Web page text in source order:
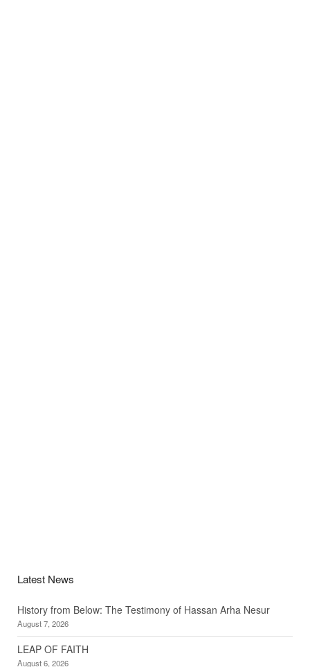
Latest News
History from Below: The Testimony of Hassan Arha Nesur
August 7, 2026
LEAP OF FAITH
August 6, 2026